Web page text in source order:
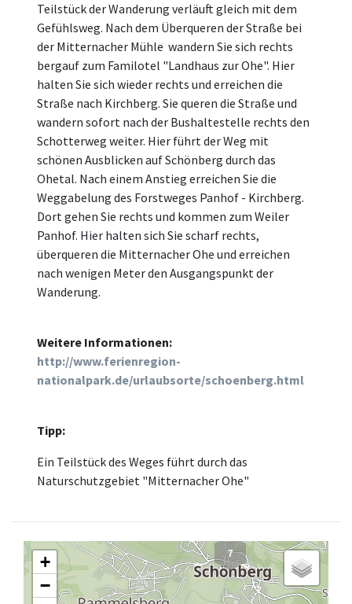
Teilstück der Wanderung verläuft gleich mit dem
Gefühlsweg. Nach dem Überqueren der Straße bei
der Mitternacher Mühle wandern Sie sich rechts
bergauf zum Familotel "Landhaus zur Ohe". Hier
halten Sie sich wieder rechts und erreichen die
Straße nach Kirchberg. Sie queren die Straße und
wandern sofort nach der Bushaltestelle rechts den
Schotterweg weiter. Hier führt der Weg mit
schönen Ausblicken auf Schönberg durch das
Ohetal. Nach einem Anstieg erreichen Sie die
Weggabelung des Forstweges Panhof - Kirchberg.
Dort gehen Sie rechts und kommen zum Weiler
Panhof. Hier halten sich Sie scharf rechts,
überqueren die Mitternacher Ohe und erreichen
nach wenigen Meter den Ausgangspunkt der
Wanderung.
Weitere Informationen:
http://www.ferienregion-
nationalpark.de/urlaubsorte/schoenberg.html
Tipp:
Ein Teilstück des Weges führt durch das
Naturschutzgebiet "Mitternacher Ohe"
7
+
−